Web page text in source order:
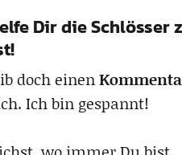
Dir die Schlösser
doch einen
Ich bin gespannt!